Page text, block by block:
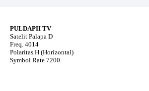
PULDAPII TV
Satelit Palapa D
Freq. 4014
Polaritas H (Horizontal)
Symbol Rate 7200